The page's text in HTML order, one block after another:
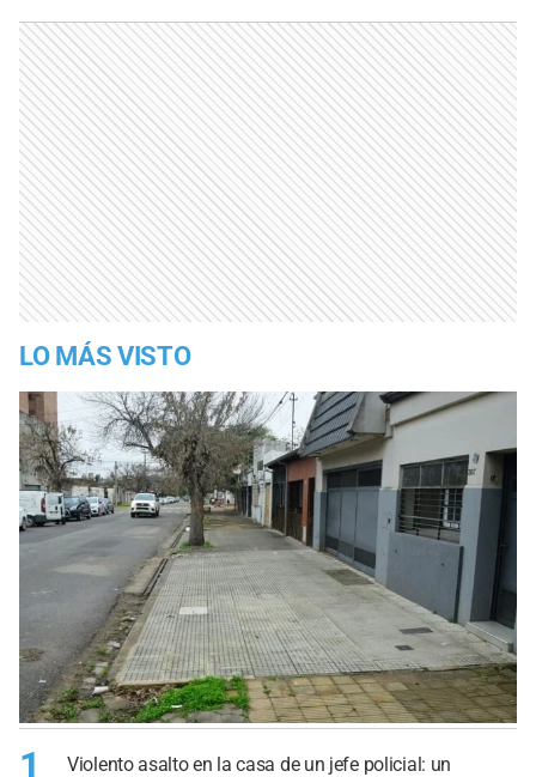
LO MÁS VISTO
1
Violento asalto en la casa de un jefe policial: un